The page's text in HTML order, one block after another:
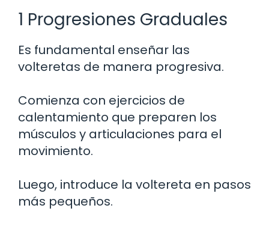
1 Progresiones Graduales
Es fundamental enseñar las
volteretas de manera progresiva.
Comienza con ejercicios de
calentamiento que preparen los
músculos y articulaciones para el
movimiento.
Luego, introduce la voltereta en pasos
más pequeños.